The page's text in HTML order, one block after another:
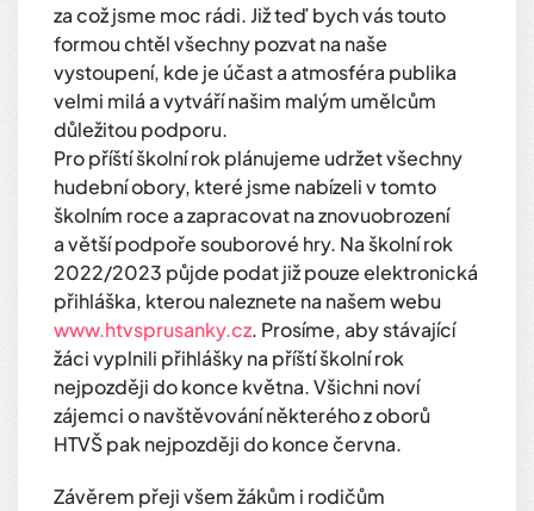
za což jsme moc rádi. Již teď bych vás touto
formou chtěl všechny pozvat na naše
vystoupení, kde je účast a atmosféra publika
velmi milá a vytváří našim malým umělcům
důležitou podporu.
Pro příští školní rok plánujeme udržet všechny
hudební obory, které jsme nabízeli v tomto
školním roce a zapracovat na znovuobrození
a větší podpoře souborové hry. Na školní rok
2022/2023 půjde podat již pouze elektronická
přihláška, kterou naleznete na našem webu
www.htvsprusanky.cz. Prosíme, aby stávající
žáci vyplnili přihlášky na příští školní rok
nejpozději do konce května. Všichni noví
zájemci o navštěvování některého z oborů
HTVŠ pak nejpozději do konce června.
Závěrem přeji všem žákům i rodičům